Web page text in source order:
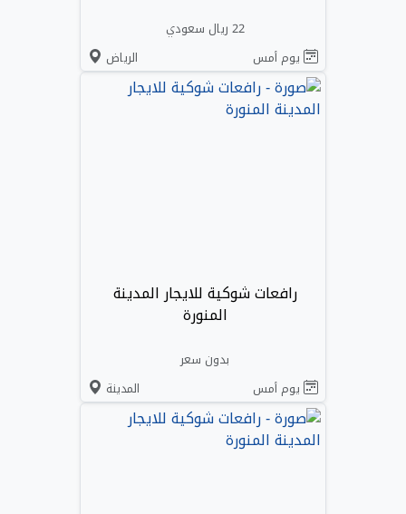
22 ريال سعودي
يوم أمس
الرياض
رافعات شوكية للايجار المدينة
المنورة
بدون سعر
يوم أمس
المدينة